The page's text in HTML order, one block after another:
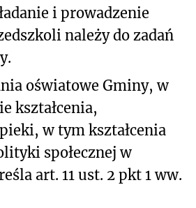
i prowadzenie
należy do zadań
oświatowe Gminy, w
kształcenia,
w tym kształcenia
społecznej w
art. 11 ust. 2 pkt 1 ww.